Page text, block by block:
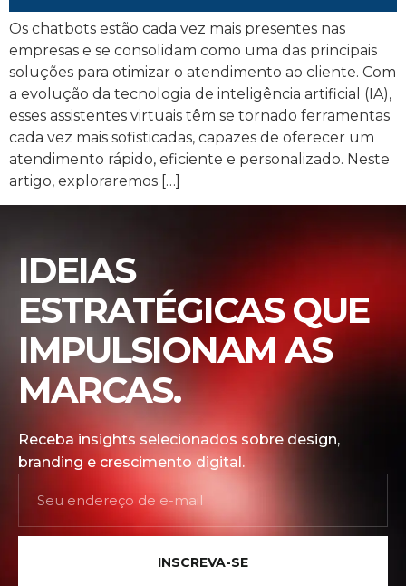
Os chatbots estão cada vez mais presentes nas
empresas e se consolidam como uma das principais
soluções para otimizar o atendimento ao cliente. Com
a evolução da tecnologia de inteligência artificial (IA),
esses assistentes virtuais têm se tornado ferramentas
cada vez mais sofisticadas, capazes de oferecer um
atendimento rápido, eficiente e personalizado. Neste
artigo, exploraremos […]
IDEIAS
ESTRATÉGICAS QUE
IMPULSIONAM AS
MARCAS.
Receba insights selecionados sobre design,
branding e crescimento digital.
INSCREVA-SE